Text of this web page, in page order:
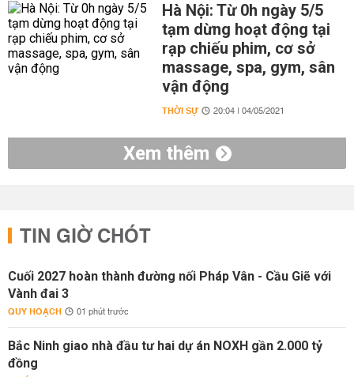
Hà Nội: Từ 0h ngày 5/5
tạm dừng hoạt động tại
rạp chiếu phim, cơ sở
massage, spa, gym, sân
vận động
THỜI SỰ 20:04 | 04/05/2021
Xem thêm
TIN GIỜ CHÓT
Cuối 2027 hoàn thành đường nối Pháp Vân - Cầu Giẽ với
Vành đai 3
QUY HOẠCH 01 phút trước
Bắc Ninh giao nhà đầu tư hai dự án NOXH gần 2.000 tỷ
đồng